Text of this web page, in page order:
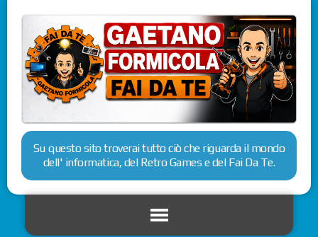
Su questo sito troverai tutto ciò che riguarda il mondo
dell' informatica, del Retro Games e del Fai Da Te.